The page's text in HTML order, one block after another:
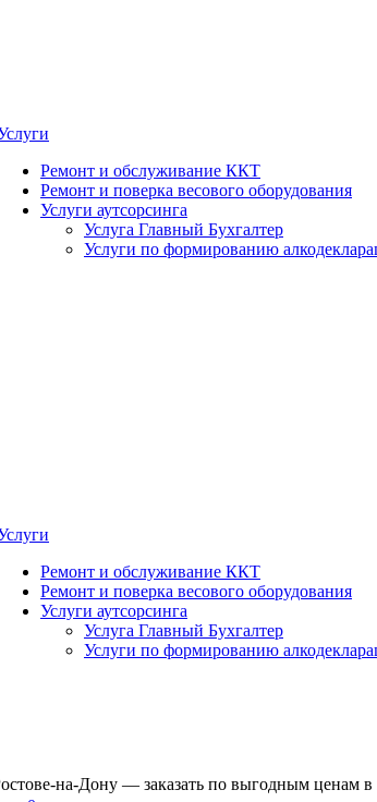
Ремонт и обслуживание ККТ
Ремонт и поверка весового оборудования
Услуги аутсорсинга
Услуга Главный Бухгалтер
Услуги по формированию
Ремонт и обслуживание ККТ
Ремонт и поверка весового оборудования
Услуги аутсорсинга
Услуга Главный Бухгалтер
Услуги по формированию
на-Дону — заказать по выгодным ценам в